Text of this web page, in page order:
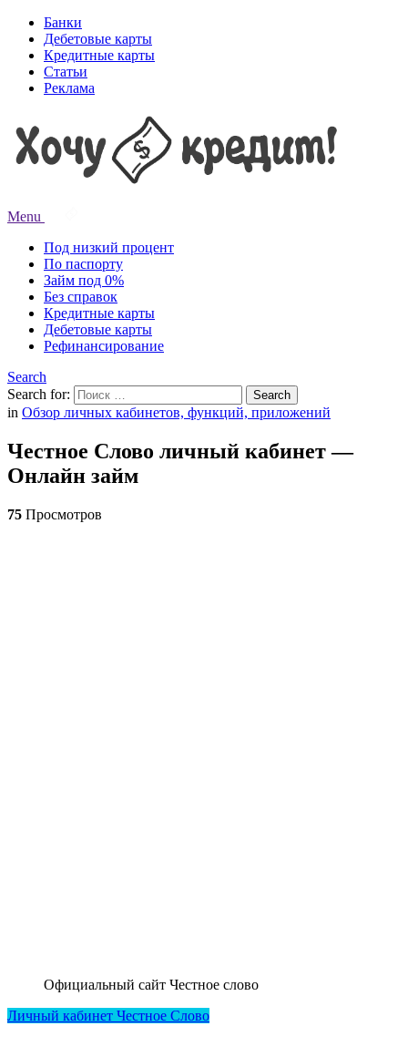
Банки
Дебетовые карты
Кредитные карты
Статьи
Реклама
Menu
Под низкий процент
По паспорту
Займ под 0%
Без справок
Кредитные карты
Дебетовые карты
Рефинансирование
Search
Search for:
Search
in Обзор личных кабинетов, функций, приложений
Честное Слово личный кабинет —
Онлайн займ
75 Просмотров
Официальный сайт Честное слово
Личный кабинет Честное Слово